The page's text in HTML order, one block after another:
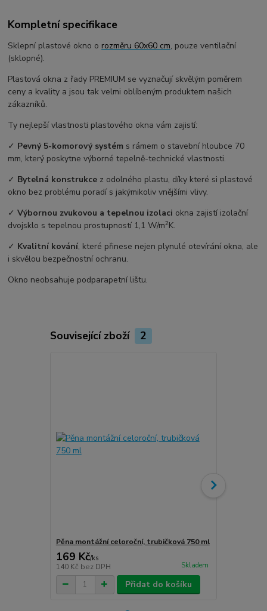
Kompletní specifikace
Sklepní plastové okno o rozměru 60x60 cm, pouze ventilační
(sklopné).
Plastová okna z řady PREMIUM se vyznačují skvělým poměrem
ceny a kvality a jsou tak velmi oblíbeným produktem našich
zákazníků.
Ty nejlepší vlastnosti plastového okna vám zajistí:
✓ Pevný 5-komorový systém s rámem o stavební hloubce 70
mm, který poskytne výborné tepelně-technické vlastnosti.
✓ Bytelná konstrukce z odolného plastu, díky které si plastové
okno bez problému poradí s jakýmikoliv vnějšími vlivy.
✓Výbornou zvukovou a tepelnou izolaci okna zajistí izolační
dvojsklo s tepelnou prostupností 1,1 W/m2K.
✓ Kvalitní kování, které přinese nejen plynulé otevírání okna, ale
i skvělou bezpečnostní ochranu.
Okno neobsahuje podparapetní lištu.
Související zboží 2
Pěna montážní celoroční, trubičková 750 ml
169 Kč/ks
140 Kč bez DPH Skladem
Přidat do košíku